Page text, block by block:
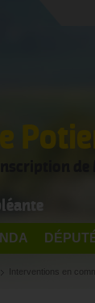
Interventions en